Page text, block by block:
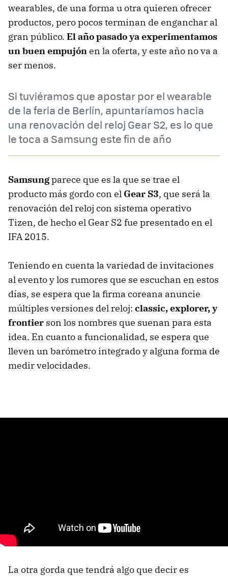
wearables, de una forma u otra quieren ofrecer
productos, pero pocos terminan de enganchar al
gran público. El año pasado ya experimentamos
un buen empujónen la oferta, y este año no va a
ser menos.
Si tuviéramos que apostar por el wearable
de la feria de Berlín, apuntaríamos hacia
una renovación del reloj Gear S2, es lo que
le toca a Samsung este fin de año
Samsungparece que es la que se trae el
producto más gordo con el Gear S3, que será la
renovación del reloj con sistema operativo
Tizen, de hecho el Gear S2 fue presentado en el
IFA 2015.
Teniendo en cuenta la variedad de invitaciones
al evento y los rumores que se escuchan en estos
días, se espera que la firma coreana anuncie
múltiples versiones del reloj: classic, explorer, y
frontier son los nombres que suenan para esta
idea. En cuanto a funcionalidad, se espera que
lleven un barómetro integrado y alguna forma de
medir velocidades.
La otra gorda que tendrá algo que decir es